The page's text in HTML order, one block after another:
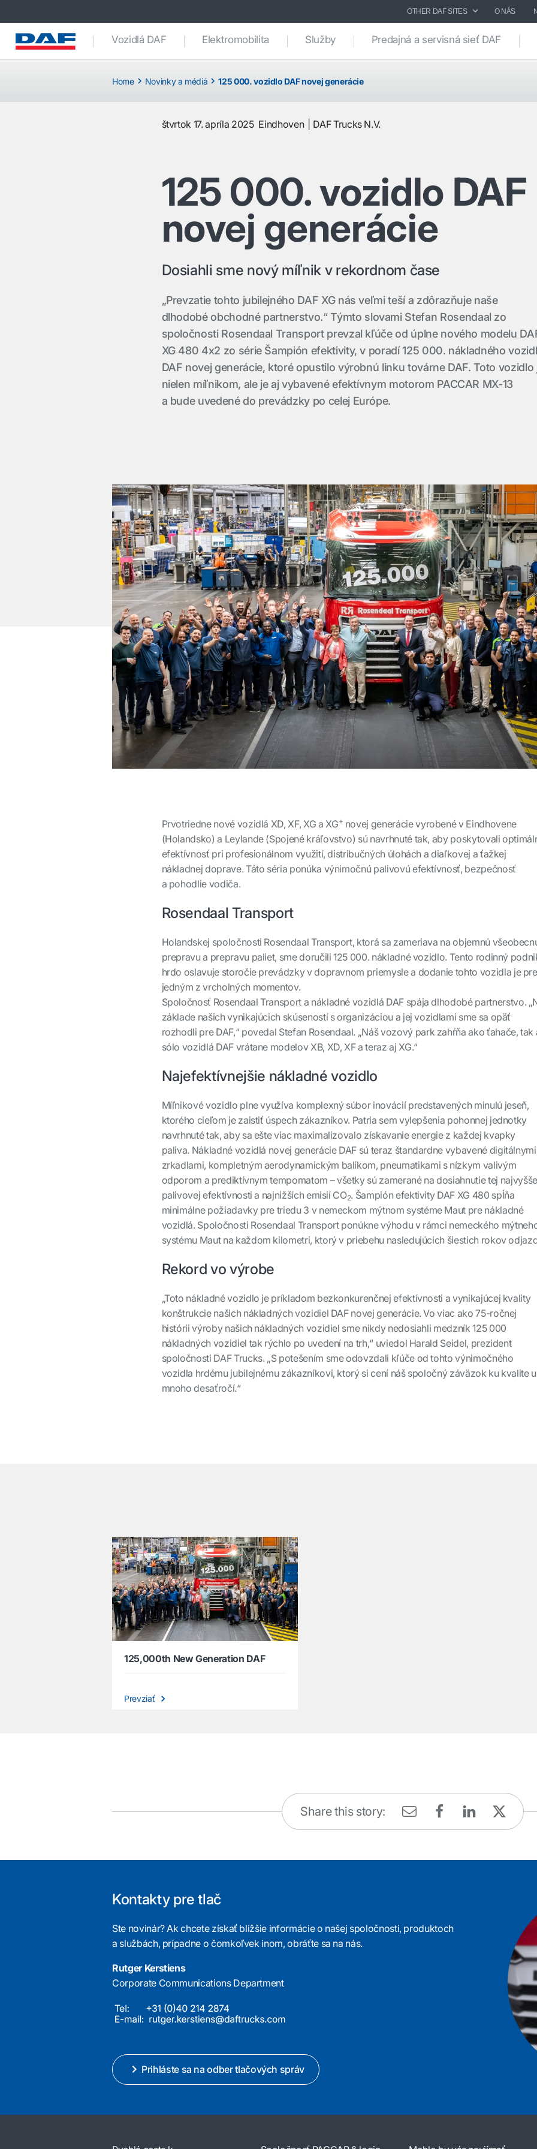
OTHER DAF SITES O NÁS
Vozidlá DAF Elektromobilita Služby Predajná a servisná sieť DAF
Home Novinky a médiá 125 000. vozidlo DAF novej generácie
štvrtok 17. apríla 2025 Eindhoven DAF Trucks N.V.
125 000. vozidlo DAF
novej generácie
Dosiahli sme nový míľnik v rekordnom čase
„Prevzatie tohto jubilejného DAF XG nás veľmi teší a zdôrazňuje naše
dlhodobé obchodné partnerstvo.“Týmto slovami Stefan Rosendaal zo
spoločnosti Rosendaal Transport prevzal kľúče od úplne nového modelu
XG 480 4x2 zo série Šampión efektivity, v poradí 125 000. nákladného
DAF novej generácie, ktoré opustilo výrobnú linku továrne DAF. Toto vozidlo
nielen míľnikom, ale je aj vybavené efektívnym motorom PACCAR MX-13
a bude uvedené do prevádzky po celej Európe.
Prvotriedne nové vozidlá XD, XF, XG a XG+ novej generácie vyrobené v Eindhovene
(Holandsko) a Leylande (Spojené kráľovstvo) sú navrhnuté tak, aby poskytovali
efektívnosť pri profesionálnom využití, distribučných úlohách a diaľkovej a ťažkej
nákladnej doprave. Táto séria ponúka výnimočnú palivovú efektívnosť, bezpečnosť
a pohodlie vodiča.
Rosendaal Transport
Holandskej spoločnosti Rosendaal Transport, ktorá sa zameriava na objemnú
prepravu a prepravu paliet, sme doručili 125 000. nákladné vozidlo. Tento rodinný
hrdo oslavuje storočie prevádzky v dopravnom priemysle a dodanie tohto vozidla je
jedným z vrcholných momentov.
Spoločnosť Rosendaal Transport a nákladné vozidlá DAF spája dlhodobé partnerstvo. „
základe našich vynikajúcich skúseností s organizáciou a jej vozidlami sme sa opäť
rozhodli pre DAF,“ povedal Stefan Rosendaal. „Náš vozový park zahŕňa ako ťahače, tak
sólo vozidlá DAF vrátane modelov XB, XD, XF a teraz aj XG.“
Najefektívnejšie nákladné vozidlo
Míľnikové vozidlo plne využíva komplexný súbor inovácií predstavených minulú jeseň,
ktorého cieľom je zaistiť úspech zákazníkov. Patria sem vylepšenia pohonnej jednotky
navrhnuté tak, aby sa ešte viac maximalizovalo získavanie energie z každej kvapky
paliva. Nákladné vozidlá novej generácie DAF sú teraz štandardne vybavené digitálnymi
zrkadlami, kompletným aerodynamickým balíkom, pneumatikami s nízkym valivým
odporom a prediktívnym tempomatom – všetky sú zamerané na dosiahnutie tej
palivovej efektívnosti a najnižších emisií CO2. Šampión efektivity DAF XG 480 spĺňa
minimálne požiadavky pre triedu 3 v nemeckom mýtnom systéme Maut pre nákladné
vozidlá. Spoločnosti Rosendaal Transport ponúkne výhodu v rámci nemeckého
systému Maut na každom kilometri, ktorý v priebehu nasledujúcich šiestich rokov
Rekord vo výrobe
„Toto nákladné vozidlo je príkladom bezkonkurenčnej efektívnosti a vynikajúcej kvality
konštrukcie našich nákladných vozidiel DAF novej generácie. Vo viac ako 75-ročnej
histórii výroby našich nákladných vozidiel sme nikdy nedosiahli medzník 125 000
nákladných vozidiel tak rýchlo po uvedení na trh,“ uviedol Harald Seidel, prezident
spoločnosti DAF Trucks. „S potešením sme odovzdali kľúče od tohto výnimočného
vozidla hrdému jubilejnému zákazníkovi, ktorý si cení náš spoločný záväzok ku kvalite
mnoho desaťročí.“
125,000th New Generation DAF
Prevziať
Share this story:
Kontakty pre tlač
Ste novinár? Ak chcete získať bližšie informácie o našej spoločnosti, produktoch
a službách, prípadne o čomkoľvek inom, obráťte sa na nás.
Rutger Kerstiens
Corporate Communications Department
Prihláste sa na odber tlačových správ